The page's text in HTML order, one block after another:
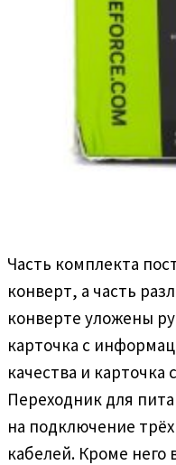
Часть комплекта
конверт, а часть
конверте уложены
карточка с
качества и карточка
Переходник для
на подключение
кабелей. Кроме него